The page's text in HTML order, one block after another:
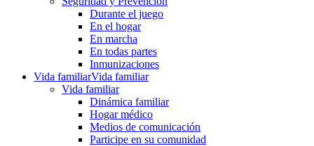
Durante el juego
En el hogar
En marcha
En todas partes
Inmunizaciones
Vida familiarVida familiar
Vida familiar
Dinámica familiar
Hogar médico
Medios de comunicación
Participe en su comunidad